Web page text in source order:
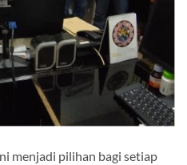
menjadi pilihan bagi setiap